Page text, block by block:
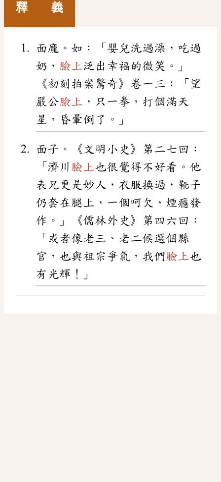
釋 義
面龐。如：「嬰兒洗過澡，吃過
奶， 臉上泛出幸福的微笑。」
《初刻拍案驚奇》卷一三：「望
嚴公臉上 ，只一拳，打個滿天
星，昏暈倒了。」
面子。《文明小史》第二七回：
「濟川 臉上也很覺得不好看。他
表兄更是妙人，衣服換過，靴子
仍套在腿上，一個呵欠，煙癮發
作。」《儒林外史》第四六回：
「或者像老三、老二候選個縣
官，也與祖宗爭氣，我們臉上也
有光輝！」